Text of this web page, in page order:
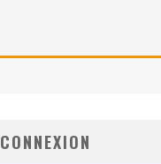
CONNEXION